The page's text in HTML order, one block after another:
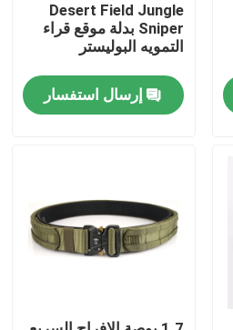
Desert Field Jungle
Sniper بدلة موقع قراء
التمويه البوليستر
إرسال استفسار